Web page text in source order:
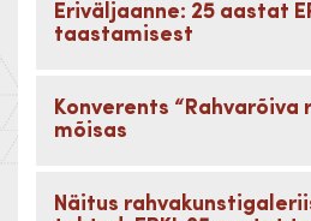
Eriväljaanne: 25 aastat
taastamisest
Konverents “Rahvarõiva
mõisas
Näitus